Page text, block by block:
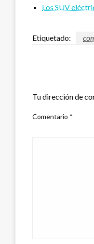
Los SUV
Etiquetado:
Tu dirección de
Comentario *